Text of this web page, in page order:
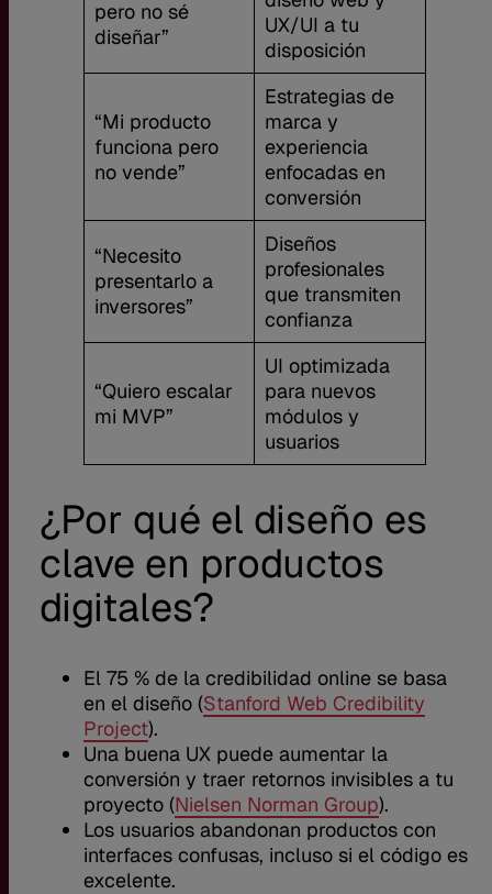
pero no sé
diseñar”
UX/UI a tu
disposición
“Mi producto
funciona pero
no vende”
Estrategias de
marca y
experiencia
enfocadas en
conversión
“Necesito
presentarlo a
inversores”
Diseños
profesionales
que transmiten
confianza
“Quiero escalar
mi MVP”
UI optimizada
para nuevos
módulos y
usuarios
¿Por qué el diseño es
clave en productos
digitales?
El 75 % de la credibilidad online se basa
en el diseño (Stanford Web Credibility
Project).
Una buena UX puede aumentar la
conversión y traer retornos invisibles a tu
proyecto (Nielsen Norman Group).
Los usuarios abandonan productos con
interfaces confusas, incluso si el código es
excelente.